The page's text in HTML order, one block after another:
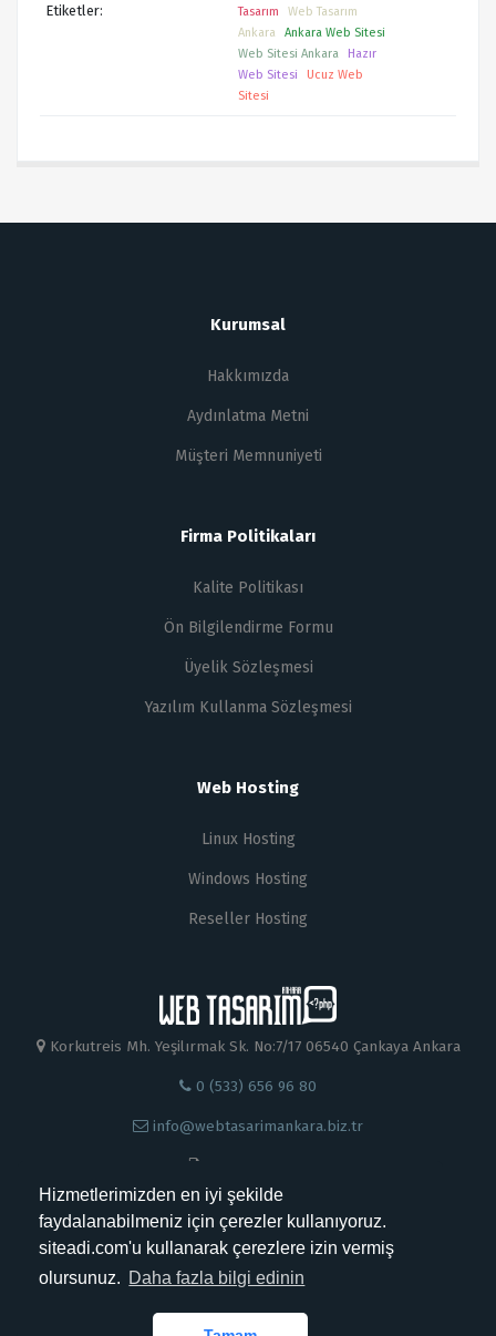
Hizmetlerimizden en iyi şekilde
faydalanabilmeniz için çerezler kullanıyoruz.
siteadi.com'u kullanarak çerezlere izin vermiş
olursunuz. Daha fazla bilgi edinin
Etiketler:
Tasarım
Web Tasarım
Ankara
Ankara Web Sitesi
Web Sitesi Ankara
Hazır
Web Sitesi
Ucuz Web
Sitesi
Kurumsal
Hakkımızda
Aydınlatma Metni
Müşteri Memnuniyeti
Firma Politikaları
Kalite Politikası
Ön Bilgilendirme Formu
Üyelik Sözleşmesi
Yazılım Kullanma Sözleşmesi
Web Hosting
Linux Hosting
Windows Hosting
Reseller Hosting
Korkutreis Mh. Yeşilırmak Sk. No:7/17 06540 Çankaya Ankara
0 (533) 656 96 80
info@webtasarimankara.biz.tr
Kabul Ettiğimiz Ödemeler